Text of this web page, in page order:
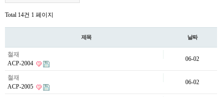
Total 14건 1 페이지
제목 날짜
철재
ACP-2004
06-02
철재
ACP-2005
06-02